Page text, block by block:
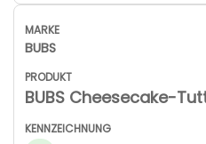
BUBS
BUBS Cheesecake-